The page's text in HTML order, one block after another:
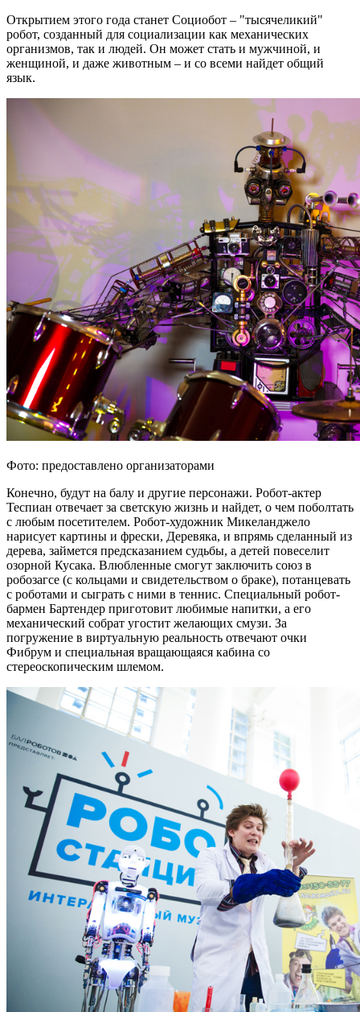
Открытием этого года станет Социобот – "тысячеликий"
робот, созданный для социализации как механических
организмов, так и людей. Он может стать и мужчиной, и
женщиной, и даже животным – и со всеми найдет общий
язык.
Фото: предоставлено организаторами
Конечно, будут на балу и другие персонажи. Робот-актер
Теспиан отвечает за светскую жизнь и найдет, о чем поболтать
с любым посетителем. Робот-художник Микеланджело
нарисует картины и фрески, Деревяка, и впрямь сделанный из
дерева, займется предсказанием судьбы, а детей повеселит
озорной Кусака. Влюбленные смогут заключить союз в
робозагсе (с кольцами и свидетельством о браке), потанцевать
с роботами и сыграть с ними в теннис. Специальный робот-
бармен Бартендер приготовит любимые напитки, а его
механический собрат угостит желающих смузи. За
погружение в виртуальную реальность отвечают очки
Фибрум и специальная вращающаяся кабина со
стереоскопическим шлемом.